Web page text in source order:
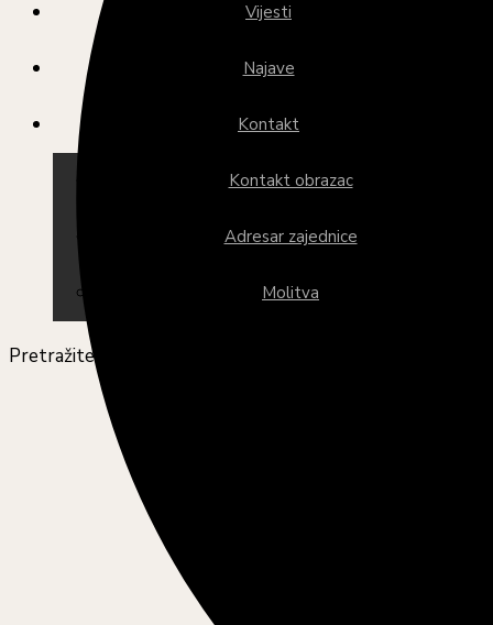
Vijesti
Najave
Kontakt
Kontakt obrazac
Adresar zajednice
Molitva
Pretražite ovu web stranicu